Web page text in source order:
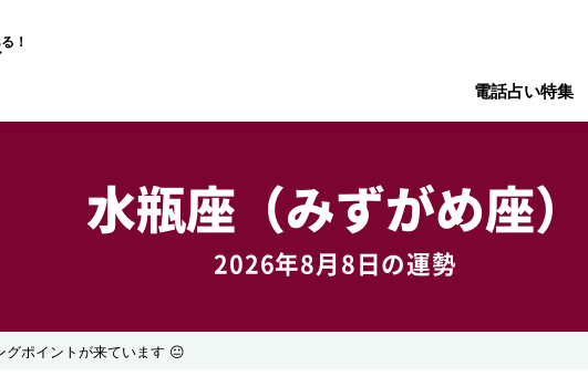
！
電話占い特集
水瓶座（みずがめ座）
2026年8月8日の運勢
グポイントが来ています 😐